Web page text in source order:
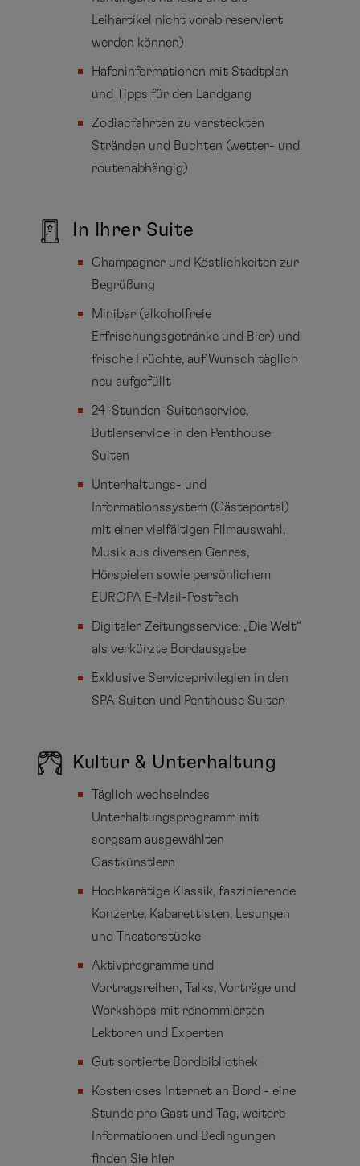
Leihartikel nicht vorab reserviert
werden können)
Hafeninformationen mit Stadtplan
und Tipps für den Landgang
Zodiacfahrten zu versteckten
Stränden und Buchten (wetter- und
routenabhängig)
In Ihrer Suite
Champagner und Köstlichkeiten zur
Begrüßung
Minibar (alkoholfreie
Erfrischungsgetränke und Bier) und
frische Früchte, auf Wunsch täglich
neu aufgefüllt
24-Stunden-Suitenservice,
Butlerservice in den Penthouse
Suiten
Unterhaltungs- und
Informationssystem (Gästeportal)
mit einer vielfältigen Filmauswahl,
Musik aus diversen Genres,
Hörspielen sowie persönlichem
EUROPA E-Mail-Postfach
Digitaler Zeitungsservice: „Die Welt“
als verkürzte Bordausgabe
Exklusive Serviceprivilegien in den
SPA Suiten und Penthouse Suiten
Kultur & Unterhaltung
Täglich wechselndes
Unterhaltungsprogramm mit
sorgsam ausgewählten
Gastkünstlern
Hochkarätige Klassik, faszinierende
Konzerte, Kabarettisten, Lesungen
und Theaterstücke
Aktivprogramme und
Vortragsreihen, Talks, Vorträge und
Workshops mit renommierten
Lektoren und Experten
Gut sortierte Bordbibliothek
Kostenloses Internet an Bord - eine
Stunde pro Gast und Tag, weitere
Informationen und Bedingungen
finden Sie hier